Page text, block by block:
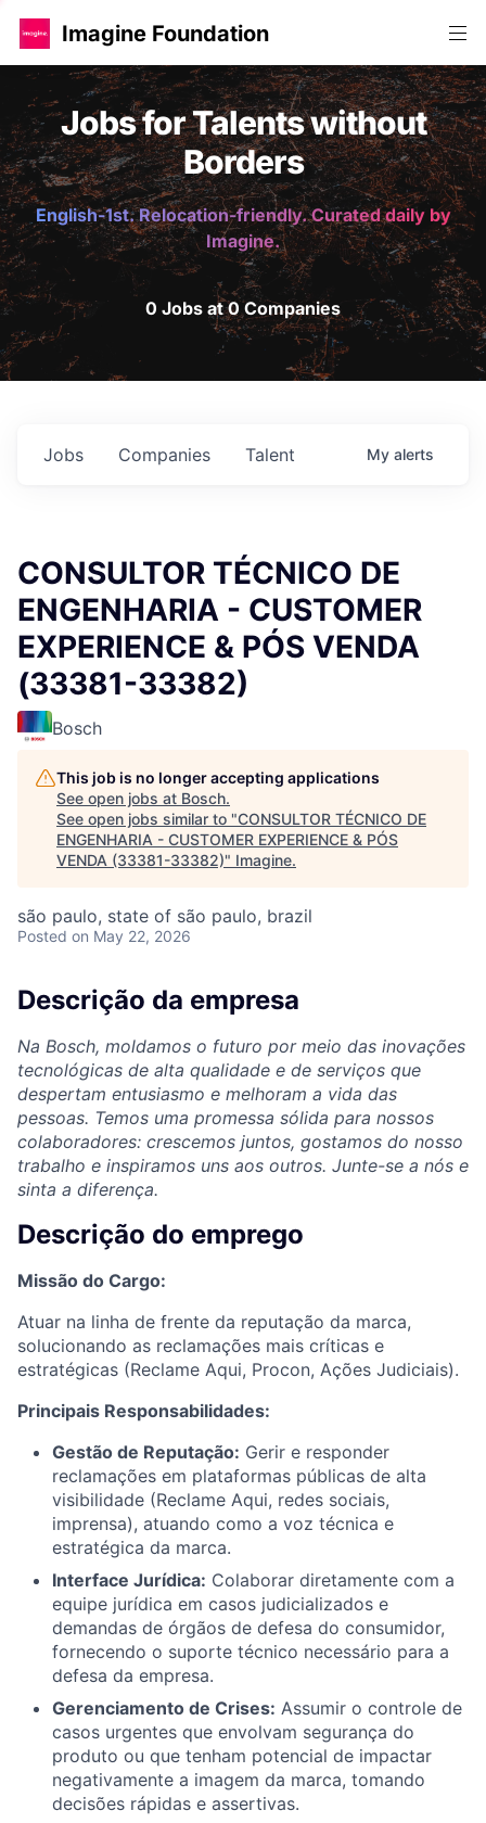
Imagine Foundation
Jobs for Talents without
Borders
English-1st. Relocation-friendly. Curated daily by
Imagine.
0 Jobs at 0 Companies
Jobs Companies Talent My alerts
CONSULTOR TÉCNICO DE
ENGENHARIA - CUSTOMER
EXPERIENCE & PÓS VENDA
(33381-33382)
Bosch
This job is no longer accepting applications
See open jobs at Bosch.
See open jobs similar to "CONSULTOR TÉCNICO DE
ENGENHARIA - CUSTOMER EXPERIENCE & PÓS
VENDA (33381-33382)" Imagine.
são paulo, state of são paulo, brazil
Posted on May 22, 2026
Descrição da empresa
Na Bosch, moldamos o futuro por meio das inovações
tecnológicas de alta qualidade e de serviços que
despertam entusiasmo e melhoram a vida das
pessoas. Temos uma promessa sólida para nossos
colaboradores: crescemos juntos, gostamos do nosso
trabalho e inspiramos uns aos outros. Junte-se a nós e
sinta a diferença.
Descrição do emprego
Missão do Cargo:
Atuar na linha de frente da reputação da marca,
solucionando as reclamações mais críticas e
estratégicas (Reclame Aqui, Procon, Ações Judiciais).
Principais Responsabilidades:
Gestão de Reputação: Gerir e responder
reclamações em plataformas públicas de alta
visibilidade (Reclame Aqui, redes sociais,
imprensa), atuando como a voz técnica e
estratégica da marca.
Interface Jurídica: Colaborar diretamente com a
equipe jurídica em casos judicializados e
demandas de órgãos de defesa do consumidor,
fornecendo o suporte técnico necessário para a
defesa da empresa.
Gerenciamento de Crises: Assumir o controle de
casos urgentes que envolvam segurança do
produto ou que tenham potencial de impactar
negativamente a imagem da marca, tomando
decisões rápidas e assertivas.